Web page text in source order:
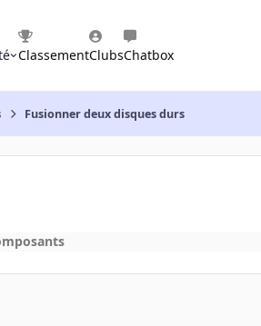
ClassementClubsChatbox
Fusionner deux disques durs